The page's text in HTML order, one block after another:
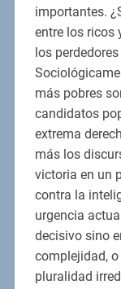
importantes.
entre los ricos
los
más pobres
candidatos
extrema
más los
victoria en un
contra la
urgencia
decisivo sino
complejidad, o
pluralidad